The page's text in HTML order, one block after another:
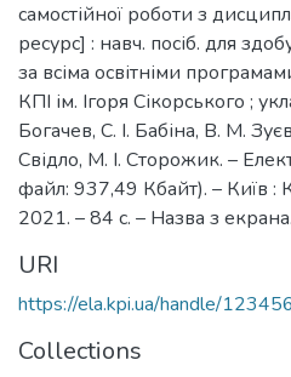
самостійної роботи з
ресурс] : навч. посіб. для
за всіма освітніми
КПІ ім. Ігоря Сікорського ;
Богачев, С. І. Бабіна, В. М.
Свідло, М. І. Сторожик. –
файл: 937,49 Кбайт). – Київ :
2021. – 84 с. – Назва з екрана.
URI
https://ela.kpi.ua/handle/
Collections